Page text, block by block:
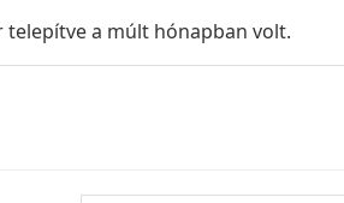
telepítve a múlt hónapban volt.